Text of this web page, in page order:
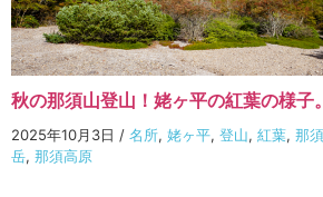
秋の那須山登山！姥ヶ平の紅葉の様
2025年10月3日 / 名所, 姥ヶ平, 登山, 紅葉, 那須
岳, 那須高原